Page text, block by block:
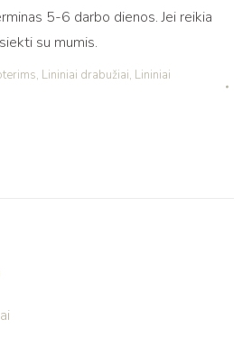
5-6 darbo dienos. Jei reikia
su mumis.
, Lininiai drabužiai, Lininiai